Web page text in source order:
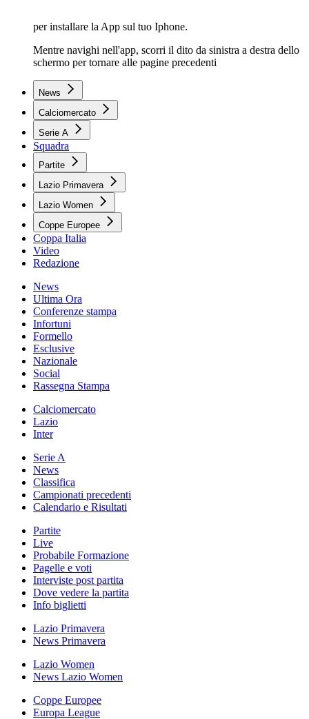
per installare la App sul tuo Iphone.
Mentre navighi nell'app, scorri il dito da sinistra a destra dello
schermo per tornare alle pagine precedenti
News
Calciomercato
Serie A
Squadra
Partite
Lazio Primavera
Lazio Women
Coppe Europee
Coppa Italia
Video
Redazione
News
Ultima Ora
Conferenze stampa
Infortuni
Formello
Esclusive
Nazionale
Social
Rassegna Stampa
Calciomercato
Lazio
Inter
Serie A
News
Classifica
Campionati precedenti
Calendario e Risultati
Partite
Live
Probabile Formazione
Pagelle e voti
Interviste post partita
Dove vedere la partita
Info biglietti
Lazio Primavera
News Primavera
Lazio Women
News Lazio Women
Coppe Europee
Europa League